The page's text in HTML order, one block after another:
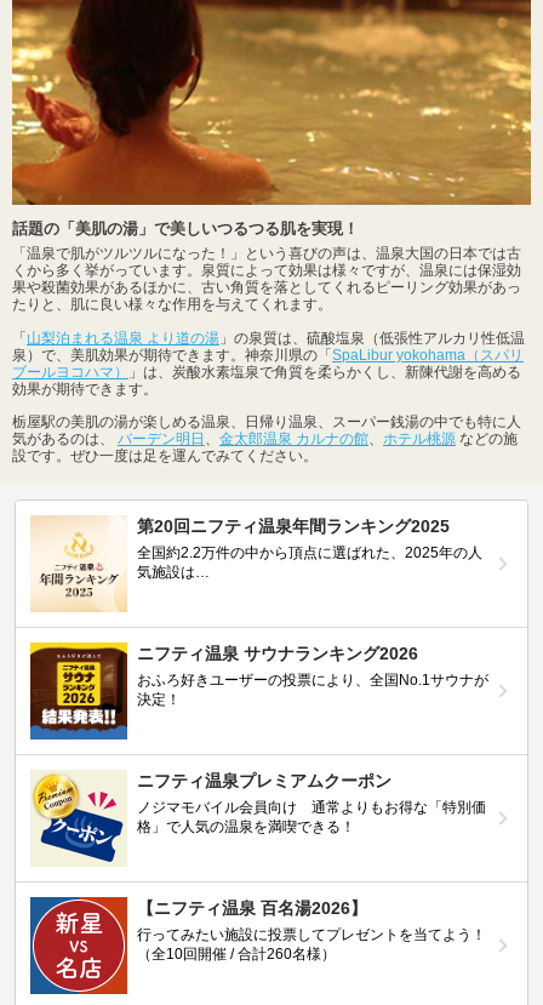
話題の「美肌の湯」で美しいつるつる肌を実現！
「温泉で肌がツルツルになった！」という喜びの声は、温泉大国の日本では古
くから多く挙がっています。泉質によって効果は様々ですが、温泉には保湿効
果や殺菌効果があるほかに、古い角質を落としてくれるピーリング効果があっ
たりと、肌に良い様々な作用を与えてくれます。
「山梨泊まれる温泉 より道の湯 」の泉質は、硫酸塩泉（低張性アルカリ性低温
泉）で、美肌効果が期待できます。神奈川県の「SpaLibur yokohama（スパリ
ブールヨコハマ）
」は、炭酸水素塩泉で角質を柔らかくし、新陳代謝を高める
効果が期待できます。
栃屋駅の美肌の湯が楽しめる温泉、日帰り温泉、スーパー銭湯の中でも特に人
気があるのは、 バーデン明日 金太郎温泉 カルナの館 ホテル桃源 などの施
設です。ぜひ一度は足を運んでみてください。
第20回ニフティ温泉年間ランキング2025
全国約2.2万件の中から頂点に選ばれた、2025年の人
気施設は…
ニフティ温泉 サウナランキング2026
おふろ好きユーザーの投票により、全国No.1サウナが
決定！
ニフティ温泉プレミアムクーポン
ノジマモバイル会員向け 通常よりもお得な「特別価
格」で人気の温泉を満喫できる！
【ニフティ温泉 百名湯2026】
行ってみたい施設に投票してプレゼントを当てよう！
（全10回開催 / 合計260名様）